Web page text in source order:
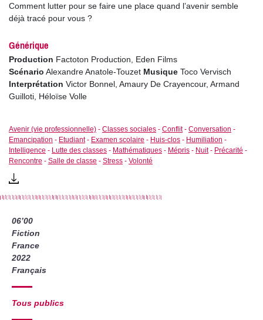
Comment lutter pour se faire une place quand l’avenir semble
déjà tracé pour vous ?
Générique
Production Factoton Production, Eden Films
Scénario Alexandre Anatole-Touzet Musique Toco Vervisch
Interprétation Victor Bonnel, Amaury De Crayencour, Armand
Guilloti, Héloïse Volle
Avenir (vie professionnelle) - Classes sociales - Conflit- Conversation -
Emancipation - Etudiant- Examen scolaire - Huis-clos - Humiliation -
Intelligence - Lutte des classes - Mathématiques - Mépris - Nuit- Précarité -
Rencontre - Salle de classe - Stress - Volonté
06’00
Fiction
France
2022
Français
Tous publics